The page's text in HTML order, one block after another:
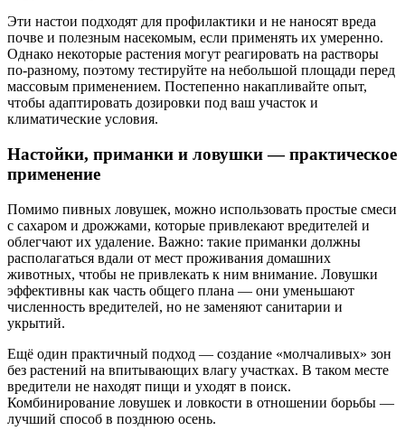
Эти настои подходят для профилактики и не наносят вреда
почве и полезным насекомым, если применять их умеренно.
Однако некоторые растения могут реагировать на растворы
по-разному, поэтому тестируйте на небольшой площади перед
массовым применением. Постепенно накапливайте опыт,
чтобы адаптировать дозировки под ваш участок и
климатические условия.
Настойки, приманки и ловушки — практическое
применение
Помимо пивных ловушек, можно использовать простые смеси
с сахаром и дрожжами, которые привлекают вредителей и
облегчают их удаление. Важно: такие приманки должны
располагаться вдали от мест проживания домашних
животных, чтобы не привлекать к ним внимание. Ловушки
эффективны как часть общего плана — они уменьшают
численность вредителей, но не заменяют санитарии и
укрытий.
Ещё один практичный подход — создание «молчаливых» зон
без растений на впитывающих влагу участках. В таком месте
вредители не находят пищи и уходят в поиск.
Комбинирование ловушек и ловкости в отношении борьбы —
лучший способ в позднюю осень.